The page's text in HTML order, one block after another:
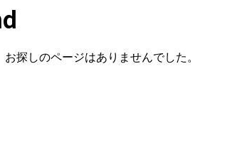
探しのページはありませんでした。